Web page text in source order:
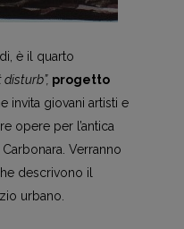
è il quarto
progetto
invita giovani artisti e
opere per l’antica
Verranno
descrivono il
urbano.